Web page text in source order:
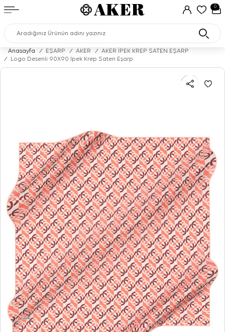
0
Anasayfa / EŞARP / AKER /
AKER İPEK KREP SATEN EŞARP
/
Logo Desenli 90X90 İpek Krep Saten Eşarp